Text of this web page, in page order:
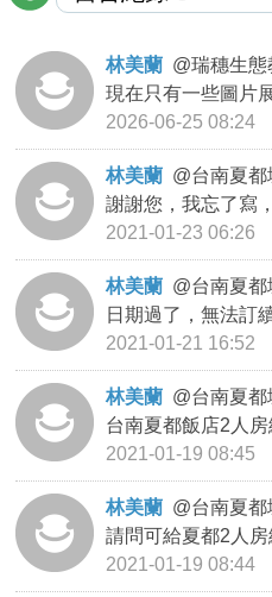
聯絡我們
APP下載
林美蘭 @瑞穗生態
現在只有一些圖片
2026-06-25 08:24
林美蘭 @台南夏
謝謝您，我忘了寫
2021-01-23 06:26
林美蘭 @台南夏
日期過了，無法訂
2021-01-21 16:52
林美蘭 @台南夏
台南夏都飯店2人
2021-01-19 08:45
林美蘭 @台南夏
請問可給夏都2人
2021-01-19 08:44